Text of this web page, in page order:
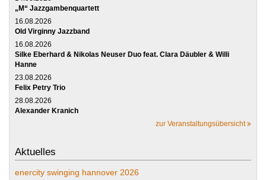
„M“ Jazzgambenquartett
16.08.2026
Old Virginny Jazzband
16.08.2026
Silke Eberhard & Nikolas Neuser Duo feat. Clara Däubler & Willi
Hanne
23.08.2026
Felix Petry Trio
28.08.2026
Alexander Kranich
zur Veranstaltungsübersicht
Aktuelles
enercity swinging hannover 2026